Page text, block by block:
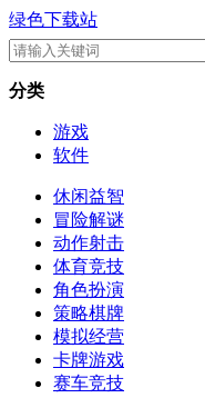
绿色下载站
分类
游戏
软件
休闲益智
冒险解谜
动作射击
体育竞技
角色扮演
策略棋牌
模拟经营
卡牌游戏
赛车竞技